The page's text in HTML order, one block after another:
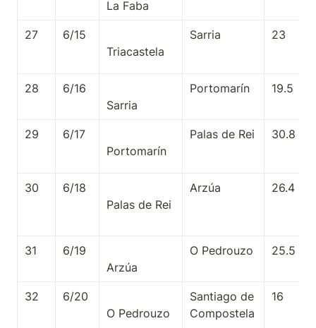
27
6/15
Sarria 23
28
6/16
Portomarín 19.5
29
6/17
Palas de Rei 30.8
30
6/18
Arzúa 26.4
31
6/19
O Pedrouzo 25.5
32
6/20
Santiago de
Compostela
16